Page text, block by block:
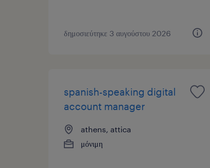
δημοσιεύτηκε 3 αυγούστου 2026
spanish-speaking digital
account manager
athens, attica
μόνιμη